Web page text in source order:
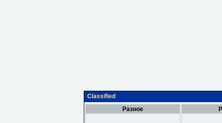
Classified
Разное